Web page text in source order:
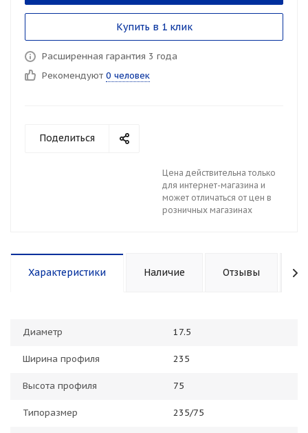
Купить в 1 клик
Расширенная гарантия 3 года
Рекомендуют 0 человек
Поделиться
Цена действительна только
для интернет-магазина и
может отличаться от цен в
розничных магазинах
Характеристики Наличие Отзывы
Диаметр 17.5
Ширина профиля 235
Высота профиля 75
Типоразмер 235/75